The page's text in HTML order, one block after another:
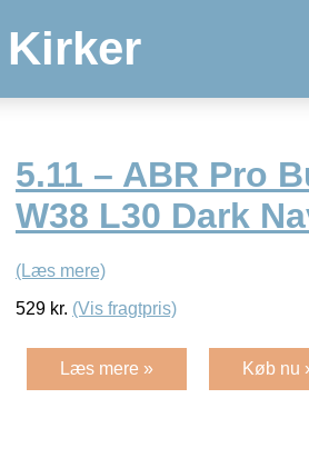
Kirker
5.11 – ABR Pro
W38 L30 Dark
(Læs mere)
529 kr. (Vis fragtpris)
Læs mere » Køb nu